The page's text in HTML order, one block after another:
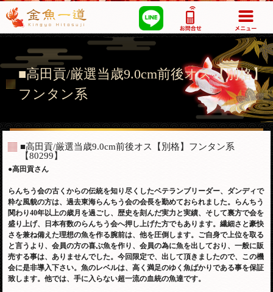
■高田貢/厳選当歳9.0cm前後オス【別格】
フンタン系
■高田貢/厳選当歳9.0cm前後オス【別格】フンタン系
【80299】
●高田貢さん
らんちう会の古くからの伝統を知り尽くしたベテランブリーダー、ダンディで
粋な風貌の方は、過去東海らんちう会の会長を勤めておられました。らんちう
関わり40年以上の歳月を過ごし、歴史を刻んだ実力と実績、そして裏方で会を
盛り上げ、日本有数のらんちう会へ押し上げた方でもあります。繊細さと豪快
さを兼ね備えた理想の魚を作る腕前は、他を圧倒します。ご自身で上位を取る
と言うより、会員の方の喜ぶ魚を作り、会員の為に魚を出しており、一般に販
売する事は、ありませんでした。今回限定で、出して頂きましたので、この機
会に是非導入下さい。魚のレベルは、高く満足のゆく魚ばかりである事を保証
致します。他では、手に入らない超一流の血統の魚達です。